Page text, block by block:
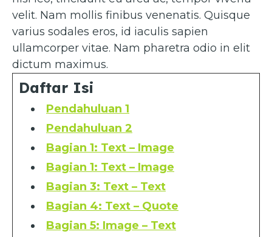
velit. Nam mollis finibus venenatis. Quisque
varius sodales eros, id iaculis sapien
ullamcorper vitae. Nam pharetra odio in elit
dictum maximus.
Daftar Isi
Pendahuluan 1
Pendahuluan 2
Bagian 1: Text – Image
Bagian 1: Text – Image
Bagian 3: Text – Text
Bagian 4: Text – Quote
Bagian 5: Image – Text